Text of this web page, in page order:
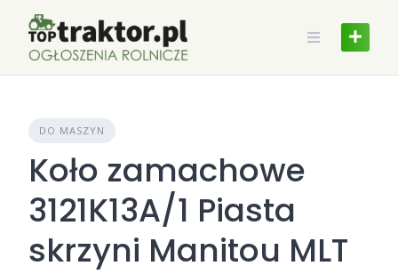
content
DO MASZYN
Koło zamachowe
3121K13A/1 Piasta
skrzyni Manitou MLT